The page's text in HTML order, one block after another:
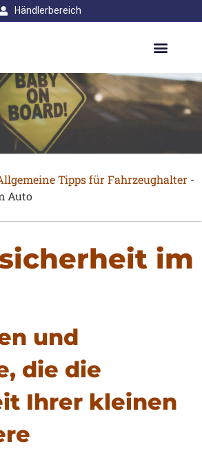
Händlerbereich
Tipps für Fahrzeughalter -
Auto
im
und
die die
Ihrer kleinen